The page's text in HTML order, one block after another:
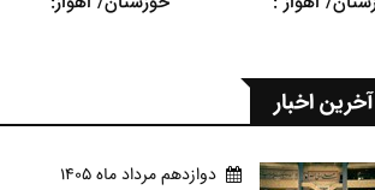
آخرین اخبار
دوازدهم مرداد ماه 1405